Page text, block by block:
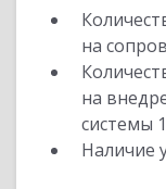
на
на
системы
Наличие